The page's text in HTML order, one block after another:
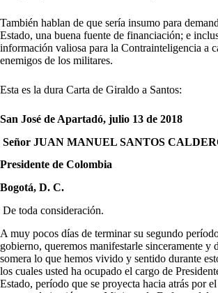
También hablan de que sería insumo para
Estado, una buena fuente de financiación; e
información valiosa para la Contrainteligencia a
enemigos de los militares.
Esta es la dura Carta de Giraldo a Santos:
San José de Apartadó, julio 13 de 2018
Señor JUAN MANUEL SANTOS
Presidente de Colombia
Bogotá, D. C.
De toda consideración.
A muy pocos días de terminar su segundo
gobierno, queremos manifestarle sinceramente y
somera lo que hemos vivido y sentido durante
los cuales usted ha ocupado el cargo de
Estado, período que se proyecta hacia atrás por